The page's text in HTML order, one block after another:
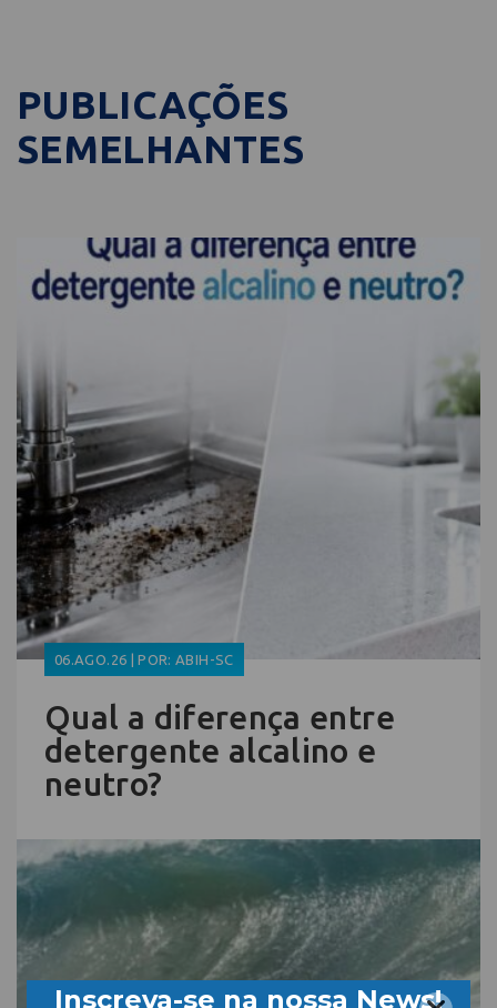
PUBLICAÇÕES
SEMELHANTES
06.AGO.26 | POR: ABIH-SC
Qual a diferença entre
detergente alcalino e
neutro?